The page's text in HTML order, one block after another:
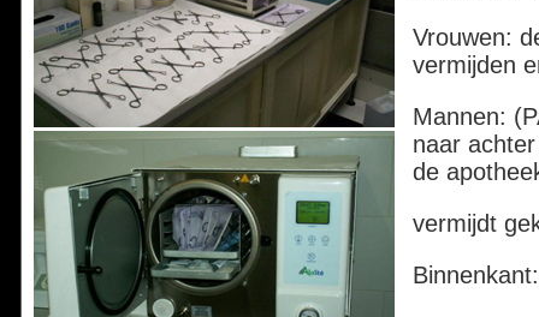
Vrouwen:
vermijden
Mannen:
naar
de
vermijdt